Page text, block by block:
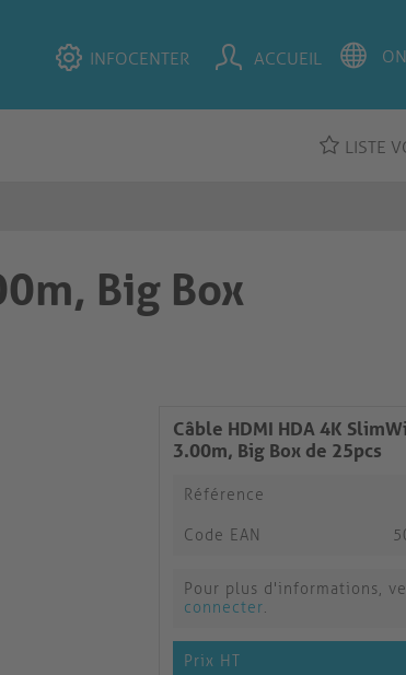
INFOCENTER ACCUEIL
LISTE
Big Box
Câble HDMI HDA 4K
3.00m, Big Box de 25pcs
Référence
Code EAN
Pour plus d'informations,
connecter.
Prix HT